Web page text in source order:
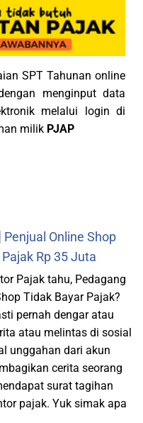
SPT Tahunan online
menginput data
melalui login di
milik PJAP
Penjual Online Shop
Rp 35 Juta
Pajak tahu, Pedagang
Tidak Bayar Pajak?
pernah dengar atau
atau melintas di sosial
unggahan dari akun
cerita seorang
surat tagihan
pajak. Yuk simak apa